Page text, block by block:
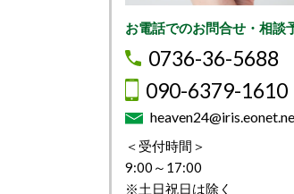
お電話でのお問合せ・相談
0736-36-5688
090-6379-1610
＜受付時間＞
9:00～17:00
※土日祝日は除く